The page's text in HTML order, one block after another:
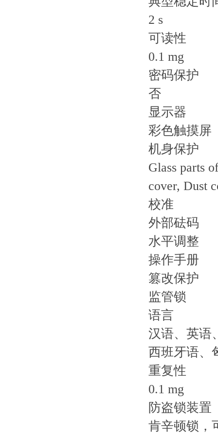
2 s
可读性
0.1 mg
密码保护
否
显示器
彩色触摸屏
机身保护
Glass parts
cover, Dust
校准
外部砝码
水平调整
操作手册
篡改保护
监管锁
语言
汉语、英语
西班牙语、
重复性
0.1 mg
防盗锁装置
肯辛顿锁，